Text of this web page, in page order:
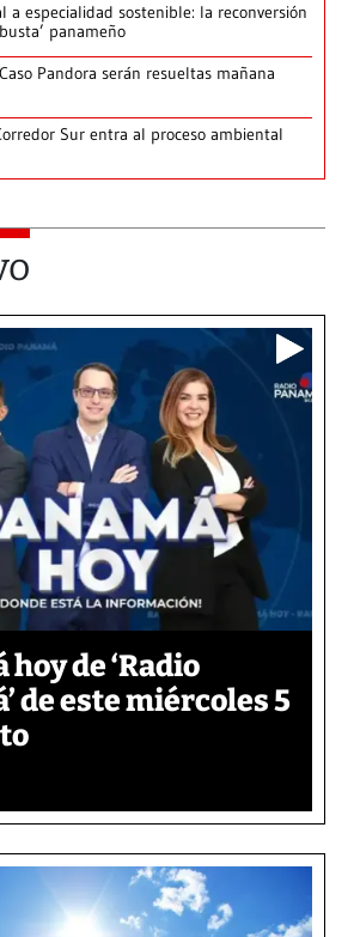
a especialidad sostenible: la reconversión
panameño
Pandora serán resueltas mañana
Sur entra al proceso ambiental
hoy de ‘Radio
de este miércoles 5